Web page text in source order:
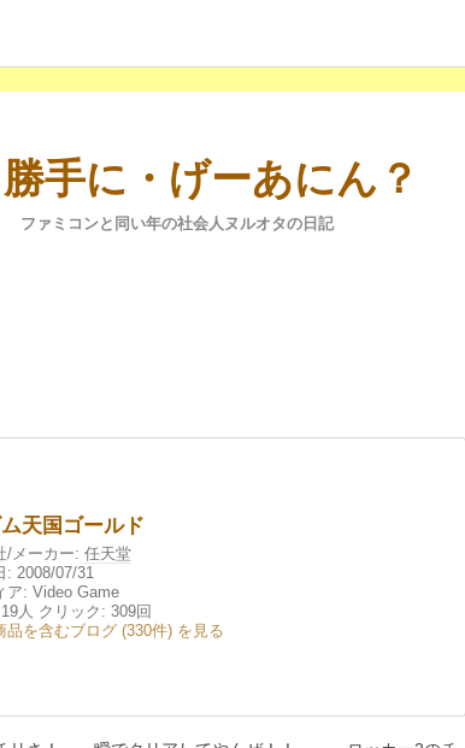
手に・げーあにん？
ファミコンと同い年の社会人ヌルオタの日記
ム天国ゴールド
/メーカー: 任天堂
: 2008/07/31
ア: Video Game
人 クリック : 309回
品を含むブログ (330件) を見る